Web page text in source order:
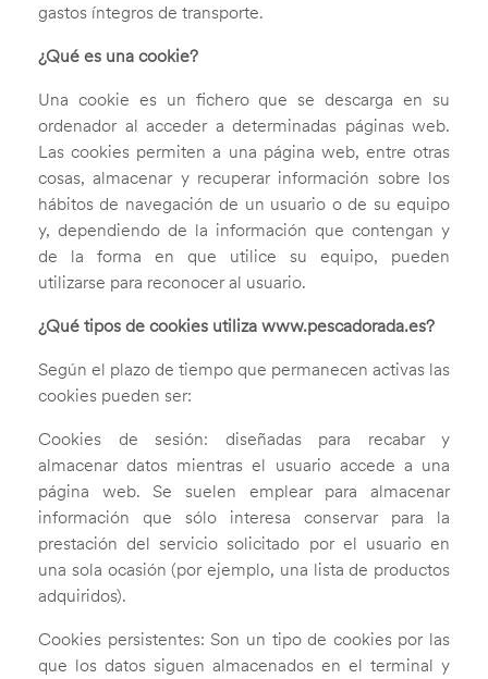
gastos íntegros de transporte.
¿Qué es una cookie?
Una cookie es un fichero que se descarga en su
ordenador al acceder a determinadas páginas web.
Las cookies permiten a una página web, entre otras
cosas, almacenar y recuperar información sobre los
hábitos de navegación de un usuario o de su equipo
y, dependiendo de la información que contengan y
de la forma en que utilice su equipo, pueden
utilizarse para reconocer al usuario.
¿Qué tipos de cookies utiliza www.pescadorada.es?
Según el plazo de tiempo que permanecen activas las
cookies pueden ser:
Cookies de sesión: diseñadas para recabar y
almacenar datos mientras el usuario accede a una
página web. Se suelen emplear para almacenar
información que sólo interesa conservar para la
prestación del servicio solicitado por el usuario en
una sola ocasión (por ejemplo, una lista de productos
adquiridos).
Cookies persistentes: Son un tipo de cookies por las
que los datos siguen almacenados en el terminal y